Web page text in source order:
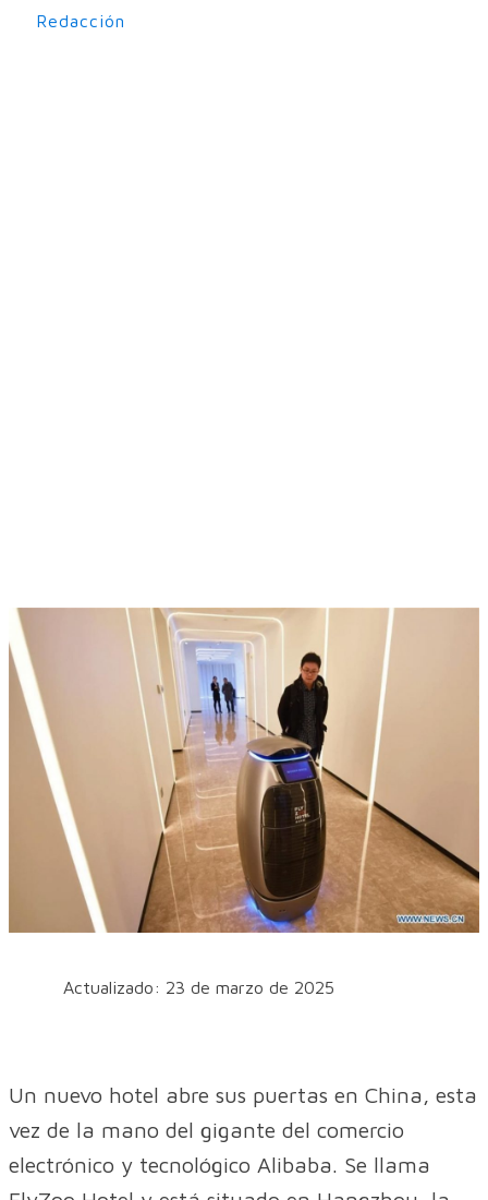
Redacción
Actualizado: 23 de marzo de 2025
Un nuevo hotel abre sus puertas en China, esta
vez de la mano del gigante del comercio
electrónico y tecnológico Alibaba. Se llama